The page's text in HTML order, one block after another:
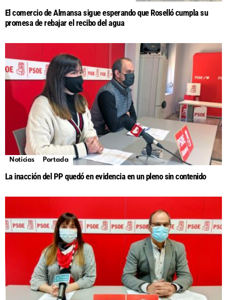
El comercio de Almansa sigue esperando que Roselló cumpla su
promesa de rebajar el recibo del agua
Noticias Portada
La inacción del PP quedó en evidencia en un pleno sin contenido